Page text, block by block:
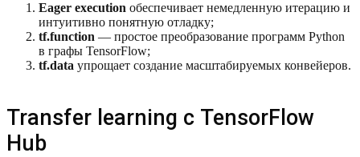
Eager execution обеспечивает немедленную итерацию и
интуитивно понятную отладку;
tf.function — простое преобразование программ Python
в графы TensorFlow;
tf.data упрощает создание масштабируемых конвейеров.
Transfer learning с TensorFlow
Hub